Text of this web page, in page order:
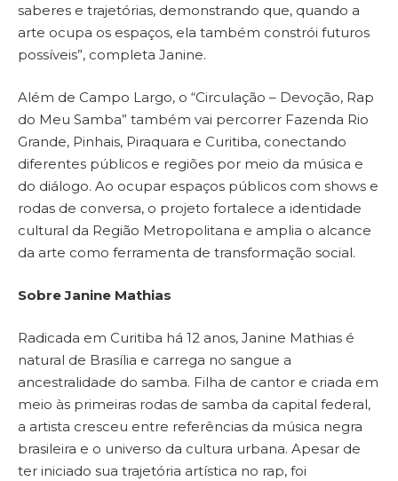
saberes e trajetórias, demonstrando que, quando a
arte ocupa os espaços, ela também constrói futuros
possíveis”, completa Janine.
Além de Campo Largo, o “Circulação – Devoção, Rap
do Meu Samba” também vai percorrer Fazenda Rio
Grande, Pinhais, Piraquara e Curitiba, conectando
diferentes públicos e regiões por meio da música e
do diálogo. Ao ocupar espaços públicos com shows e
rodas de conversa, o projeto fortalece a identidade
cultural da Região Metropolitana e amplia o alcance
da arte como ferramenta de transformação social.
Sobre Janine Mathias
Radicada em Curitiba há 12 anos, Janine Mathias é
natural de Brasília e carrega no sangue a
ancestralidade do samba. Filha de cantor e criada em
meio às primeiras rodas de samba da capital federal,
a artista cresceu entre referências da música negra
brasileira e o universo da cultura urbana. Apesar de
ter iniciado sua trajetória artística no rap, foi